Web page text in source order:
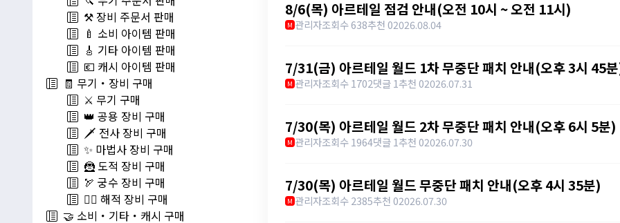
⚒️ 장비 주문서 판매
🍼 소비 아이템 판매
🎸 기타 아이템 판매
💶 캐시 아이템 판매
🧾 무기・장비 구매
⚔️ 무기 구매
👑 공용 장비 구매
🗡️ 전사 장비 구매
✨ 마법사 장비 구매
🦹 도적 장비 구매
🏹 궁수 장비 구매
🏴‍☠️ 해적 장비 구매
🤝 소비・기타・캐시 구매
8/6(목) 아르테일 점검 안내(오전 10시 ~ 오전 11시)
M 관리자조회수 638추천 02026.08.04
7/31(금) 아르테일 월드 1차 무중단 패치 안내(오후 3시 45
M 관리자조회수 1702댓글 1추천 02026.07.31
7/30(목) 아르테일 월드 2차 무중단 패치 안내(오후 6시 5분)
M 관리자조회수 1964댓글 1추천 02026.07.30
7/30(목) 아르테일 월드 무중단 패치 안내(오후 4시 35분)
M 관리자조회수 2385추천 02026.07.30